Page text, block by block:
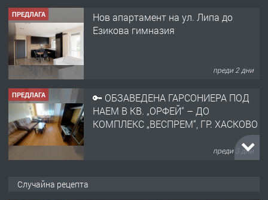
преди 2 дни
ПРЕДЛАГА
КОМПЛЕКС „ВЕСПРЕМ“, ГР. ХАСКОВО
преди 3 дни
ПРЕДЛАГА
НАПЪЛНО ОБЗАВЕДЕН И
АПАРТАМЕНТ В ЦЕНТЪРА НА ГР.
Случайна рецепта